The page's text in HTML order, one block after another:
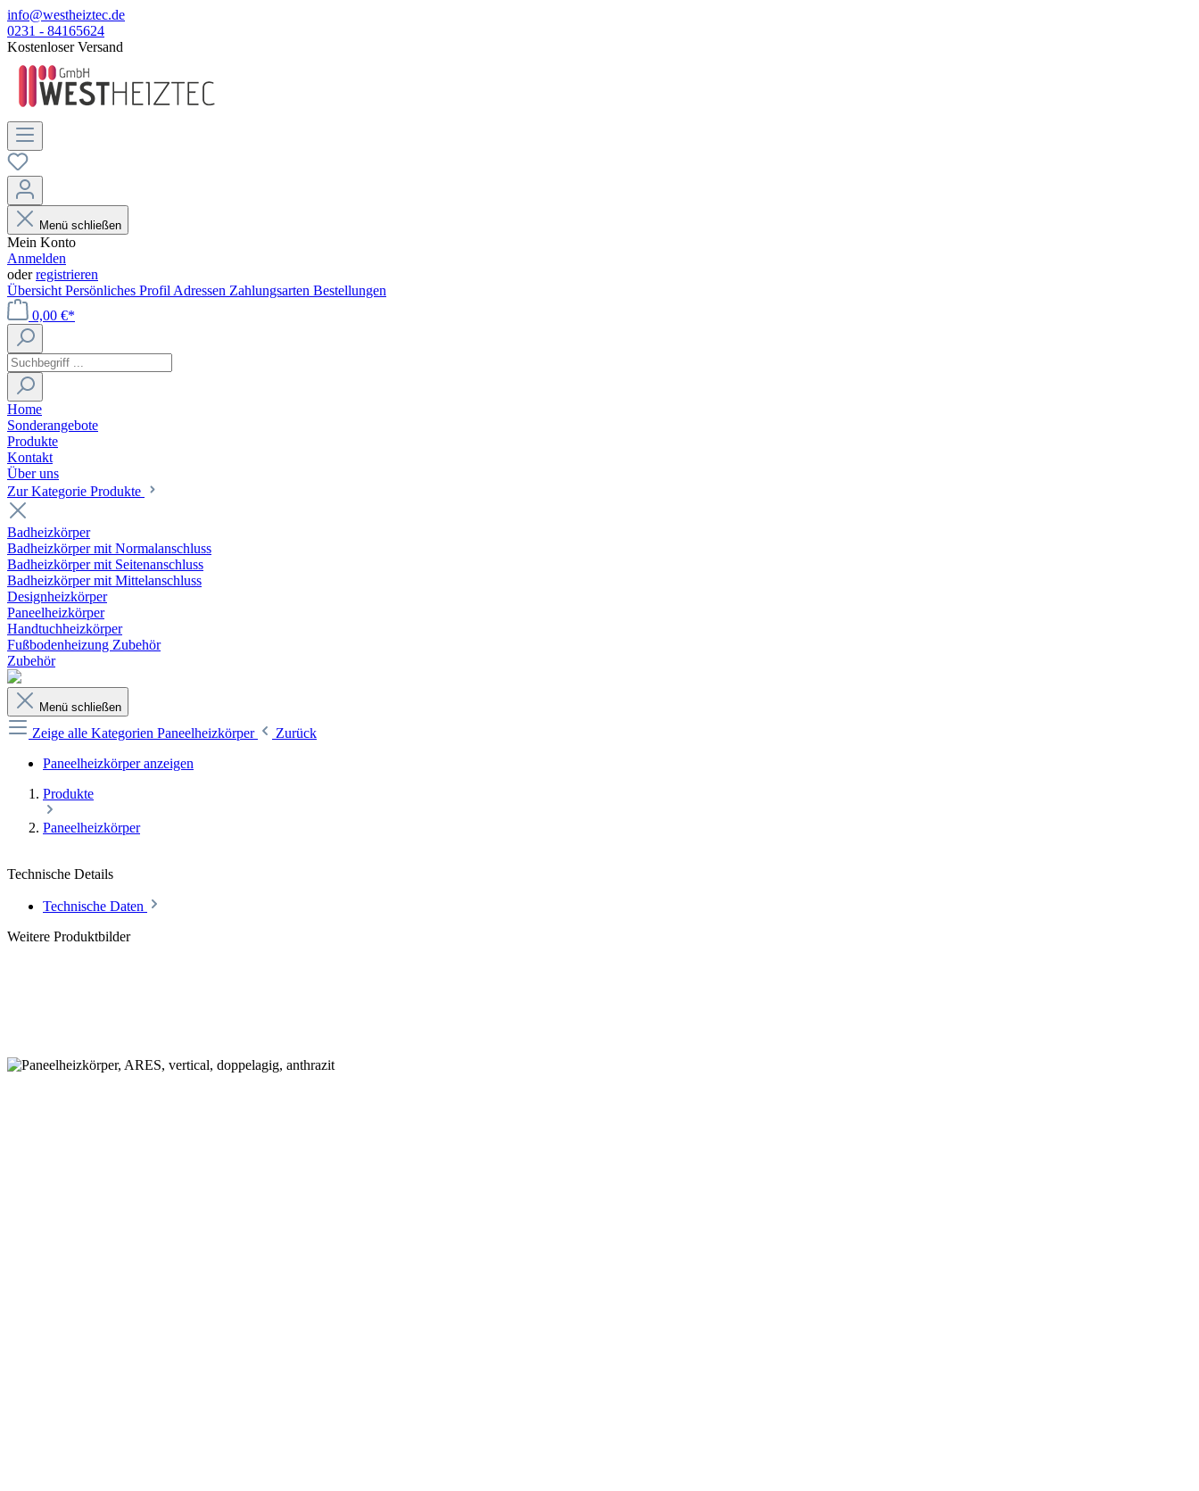
info@westheiztec.de
0231 - 84165624
Kostenloser Versand
Menü schließen
Mein Konto
Anmelden
oderregistrieren
Übersicht Persönliches Profil Adressen Zahlungsarten Bestellungen
0,00 €*
Home
Sonderangebote
Produkte
Kontakt
Über uns
Zur Kategorie Produkte
Badheizkörper
Badheizkörper mit Normalanschluss
Badheizkörper mit Seitenanschluss
Badheizkörper mit Mittelanschluss
Designheizkörper
Paneelheizkörper
Handtuchheizkörper
Fußbodenheizung Zubehör
Zubehör
Menü schließen
Zeige alle Kategorien Paneelheizkörper
Zurück
Paneelheizkörper anzeigen
Produkte
Paneelheizkörper
Technische Details
Technische Daten
Weitere Produktbilder